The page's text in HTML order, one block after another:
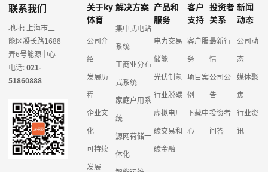
联系我们
地址: 上海市三
能区凝长路1688
弄6号能源中心
电话:021-
51860888
关于ky
体育
公司介
绍
发展历
程
企业文
化
可持续
发展
解决方案
集中式电站
系统
工商业分布
式系统
家庭户用系
统
源网荷储一
体化
产品和
服务
电力交易
储能
光伏制氢
行业脱碳
虚拟电厂
碳交易和
碳金融
客户
支持
客户服
务
项目案
例
下载中
心
投资者
关系
最新行
情
公司公
告
投资者
问答
新闻
动态
公司动
态
媒体聚
焦
行业资
讯